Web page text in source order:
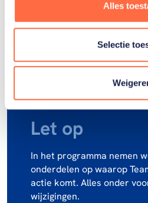
Alles
Selectie
Let op
In het programma nemen
onderdelen op waarop
actie komt. Alles onder
wijzigingen.